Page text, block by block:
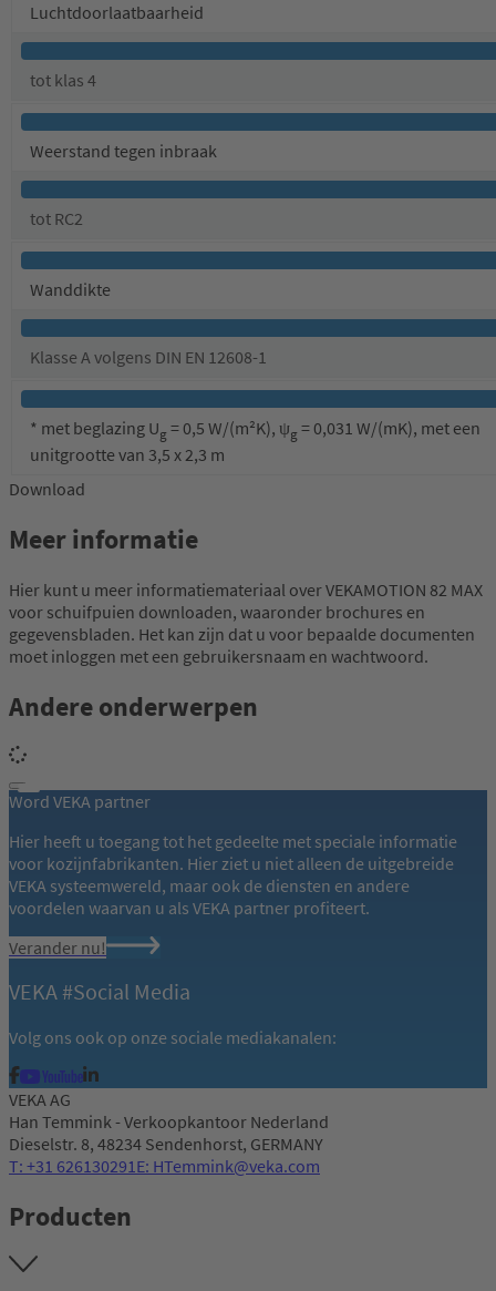
Luchtdoorlaatbaarheid
tot klas 4
Weerstand tegen inbraak
tot RC2
Wanddikte
Klasse A volgens DIN EN 12608-1
* met beglazing Ug = 0,5 W/(m²K), ψg = 0,031 W/(mK), met een
unitgrootte van 3,5 x 2,3 m
Download
Meer informatie
Hier kunt u meer informatiemateriaal over VEKAMOTION 82 MAX
voor schuifpuien downloaden, waaronder brochures en
gegevensbladen. Het kan zijn dat u voor bepaalde documenten
moet inloggen met een gebruikersnaam en wachtwoord.
Andere onderwerpen
Word VEKA partner
Hier heeft u toegang tot het gedeelte met speciale informatie
voor kozijnfabrikanten. Hier ziet u niet alleen de uitgebreide
VEKA systeemwereld, maar ook de diensten en andere
voordelen waarvan u als VEKA partner profiteert.
Verander nu!
VEKA #Social Media
Volg ons ook op onze sociale mediakanalen:
VEKA AG
Han Temmink - Verkoopkantoor Nederland
Dieselstr. 8, 48234 Sendenhorst, GERMANY
T: +31 626130291 E: HTemmink@veka.com
Producten